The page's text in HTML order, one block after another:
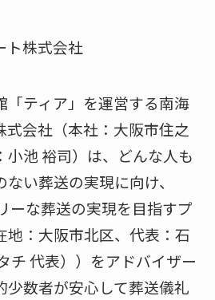
ト株式会社
「ティア」を運営する南海
式会社（本社：大阪市住之
小池 裕司）は、どんな人も
い葬送の実現に向け、
ーな葬送の実現を目指すプ
地：大阪市北区、代表：石
チ 代表））をアドバイザー
少数者が安心して葬送儀礼